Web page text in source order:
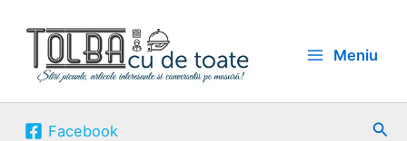
content
Meniu
Facebook